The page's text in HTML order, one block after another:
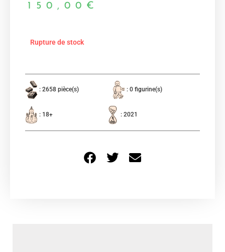
150,00 €
Rupture de stock
: 2658 pièce(s) : 0 figurine(s)
: 18+ : 2021